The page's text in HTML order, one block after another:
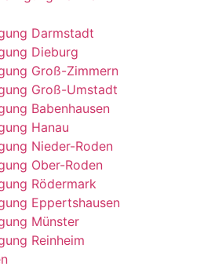
Darmstadt
Dieburg
Groß-Zimmern
Groß-Umstadt
Babenhausen
Hanau
Nieder-Roden
Ober-Roden
Rödermark
Eppertshausen
Münster
Reinheim